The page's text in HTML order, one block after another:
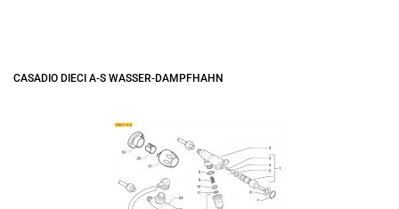
CASADIO DIECI A-S WASSER-DAMPFHAHN